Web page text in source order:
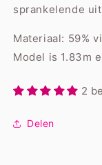
sprankelende
Materiaal: 59%
Model is 1.83m
2
Delen